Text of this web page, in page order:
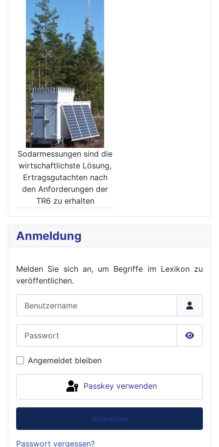
Sodarmessungen sind die
wirt­schaftlichste Lösung,
Ertrags­gutachten nach
den Anforde­rungen der
TR6 zu erhalten
Anmeldung
Melden Sie sich an, um Begriffe im Lexikon zu
veröffentlichen.
Angemeldet bleiben
Passkey verwenden
Anmelden
Passwort vergessen?